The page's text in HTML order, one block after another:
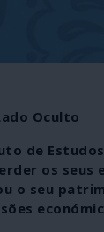
Oculto
de
os seus
o seu